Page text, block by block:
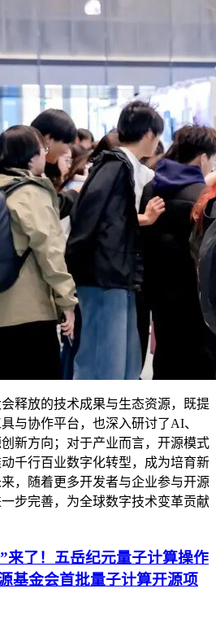
释放的技术成果与生态资源，既提
与协作平台，也深入研讨了AI、
新方向；对于产业而言，开源模式
千行百业数字化转型，成为培育新
，随着更多开发者与企业参与开源
步完善，为全球数字技术变革贡献
来了！五岳纪元量子计算操作
基金会首批量子计算开源项